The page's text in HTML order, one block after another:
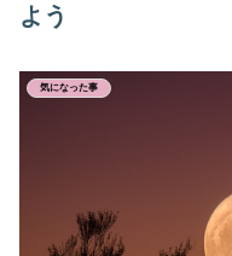
よう
気になった事